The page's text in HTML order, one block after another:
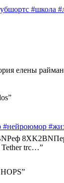
#школа
елены
”
#нейроюмор
Tether trc…”
”